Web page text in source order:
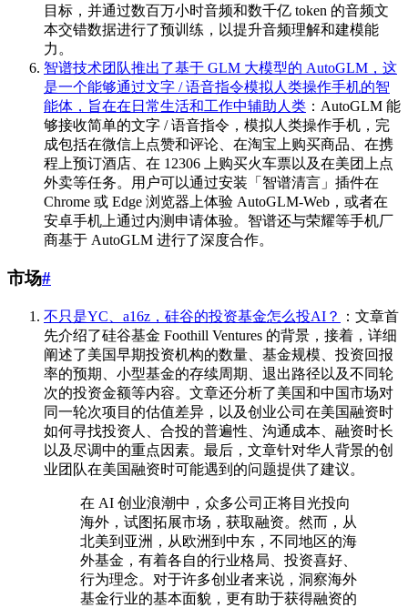
目标，并通过数百万小时音频和数千亿 token 的音频文
本交错数据进行了预训练，以提升音频理解和建模能
力。
智谱技术团队推出了基于 GLM 大模型的 AutoGLM，这
是一个能够通过文字 / 语音指令模拟人类操作手机的智
能体，旨在在日常生活和工作中辅助人类 ：AutoGLM 能
够接收简单的文字 / 语音指令，模拟人类操作手机，完
成包括在微信上点赞和评论、在淘宝上购买商品、在携
程上预订酒店、在 12306 上购买火车票以及在美团上点
外卖等任务。用户可以通过安装「智谱清言」插件在
Chrome 或 Edge 浏览器上体验 AutoGLM-Web，或者在
安卓手机上通过内测申请体验。智谱还与荣耀等手机厂
商基于 AutoGLM 进行了深度合作。
市场#
不只是YC、a16z，硅谷的投资基金怎么投AI？
：文章首
先介绍了硅谷基金 Foothill Ventures 的背景，接着，详细
阐述了美国早期投资机构的数量、基金规模、投资回报
率的预期、小型基金的存续周期、退出路径以及不同轮
次的投资金额等内容。文章还分析了美国和中国市场对
同一轮次项目的估值差异，以及创业公司在美国融资时
如何寻找投资人、合投的普遍性、沟通成本、融资时长
以及尽调中的重点因素。最后，文章针对华人背景的创
业团队在美国融资时可能遇到的问题提供了建议。
在 AI 创业浪潮中，众多公司正将目光投向
海外，试图拓展市场，获取融资。然而，从
北美到亚洲，从欧洲到中东，不同地区的海
外基金，有着各自的行业格局、投资喜好、
行为理念。对于许多创业者来说，洞察海外
基金行业的基本面貌，更有助于获得融资的